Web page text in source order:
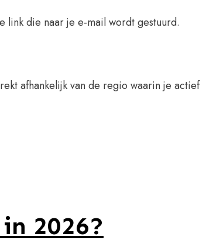
link die naar je e-mail wordt gestuurd.
afhankelijk van de regio waarin je actief
2026?